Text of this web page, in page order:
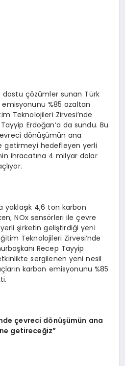
dostu çözümler sunan Türk
%85 azaltan
Teknolojileri Zirvesi’nde
Erdoğan’a da sundu. Bu
dönüşümün ana
getirmeyi hedefleyen yerli
ihracatına 4 milyar dolar
yaklaşık 4,6 ton karbon
NOx sensörleri ile çevre
şirketin geliştirdiği yeni
Teknolojileri Zirvesi’nde
Recep Tayyip
etkinlikte sergilenen yeni nesil
karbon emisyonunu %85
çevreci dönüşümün ana
getireceğiz”